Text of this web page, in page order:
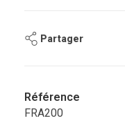
Partager
Référence
FRA200